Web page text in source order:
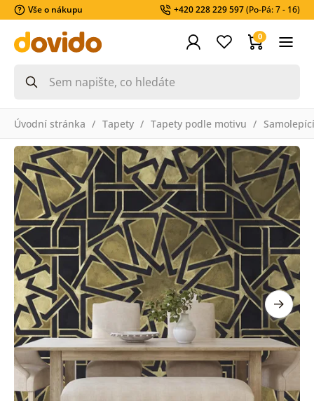
Vše o nákupu +420 228 229 597(Po-Pá: 7 - 16)
0
Úvodní stránka Tapety Tapety podle motivu